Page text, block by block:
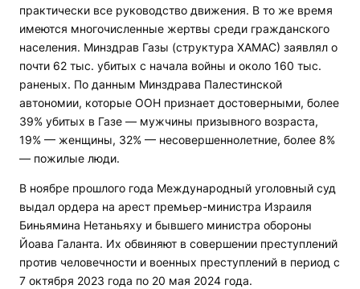
практически все руководство движения. В то же время
имеются многочисленные жертвы среди гражданского
населения. Минздрав Газы (структура ХАМАС) заявлял о
почти 62 тыс. убитых с начала войны и около 160 тыс.
раненых. По данным Минздрава Палестинской
автономии, которые ООН признает достоверными, более
39% убитых в Газе — мужчины призывного возраста,
19% — женщины, 32% — несовершеннолетние, более 8%
— пожилые люди.
В ноябре прошлого года Международный уголовный суд
выдал ордера на арест премьер-министра Израиля
Биньямина Нетаньяху и бывшего министра обороны
Йоава Галанта. Их обвиняют в совершении преступлений
против человечности и военных преступлений в период с
7 октября 2023 года по 20 мая 2024 года.